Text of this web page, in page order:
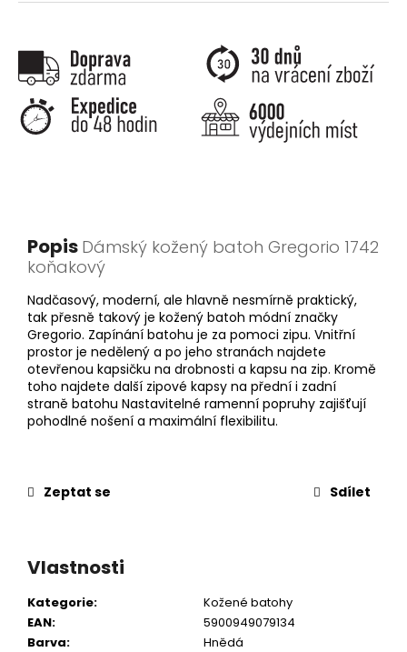
Popis Dámský kožený batoh Gregorio 1742
koňakový
Nadčasový, moderní, ale hlavně nesmírně praktický,
tak přesně takový je kožený batoh módní značky
Gregorio. Zapínání batohu je za pomoci zipu. Vnitřní
prostor je nedělený a po jeho stranách najdete
otevřenou kapsičku na drobnosti a kapsu na zip. Kromě
toho najdete další zipové kapsy na přední i zadní
straně batohu Nastavitelné ramenní popruhy zajišťují
pohodlné nošení a maximální flexibilitu.
Zeptat se Sdílet
Vlastnosti
Kategorie:
Kožené batohy
EAN:
5900949079134
Barva:
Hnědá